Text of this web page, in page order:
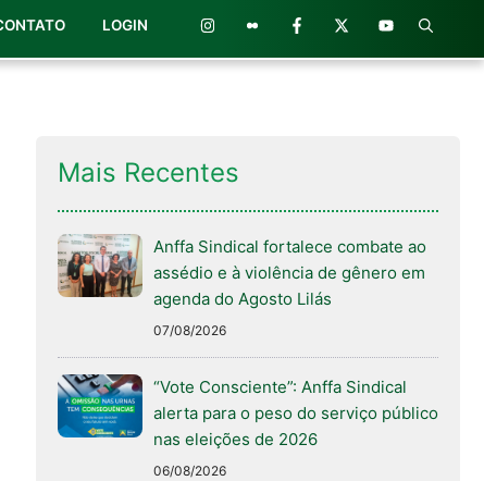
LOGIN
Mais Recentes
Anffa Sindical fortalece combate ao
assédio e à violência de gênero em
agenda do Agosto Lilás
07/08/2026
“Vote Consciente”: Anffa Sindical
alerta para o peso do serviço público
nas eleições de 2026
06/08/2026